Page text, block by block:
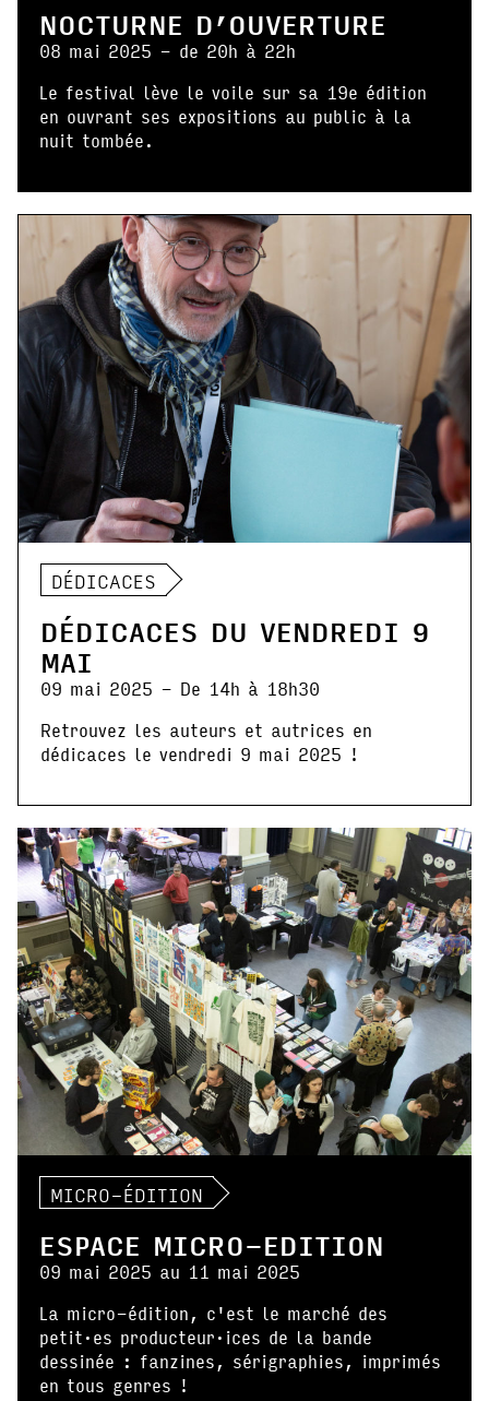
NOCTURNE D’OUVERTURE
08 mai 2025 - de 20h à 22h
Le festival lève le voile sur sa 19e édition
en ouvrant ses expositions au public à la
nuit tombée.
DÉDICACES
DÉDICACES DU VENDREDI 9
MAI
09 mai 2025 - De 14h à 18h30
Retrouvez les auteurs et autrices en
dédicaces le vendredi 9 mai 2025 !
MICRO-ÉDITION
ESPACE MICRO-EDITION
09 mai 2025 au 11 mai 2025
La micro-édition, c'est le marché des
petit·es producteur·ices de la bande
dessinée : fanzines, sérigraphies, imprimés
en tous genres !